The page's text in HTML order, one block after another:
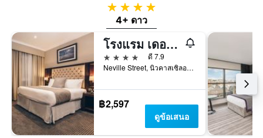
4 ดาว
4+ ดาว
โรงแรม เดอะ เคาน์ตี, นิวคาสเซิล
4 ดาว
ดี 7.9
Neville Street, นิวคาสเซิลอะพอนไทน์, สหราชอาณาจักร
฿2,597
ดูข้อเสนอ